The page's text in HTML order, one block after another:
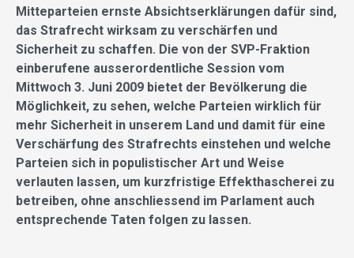
Mitteparteien ernste Absichtserklärungen dafür sind,
das Strafrecht wirksam zu verschärfen und
Sicherheit zu schaffen. Die von der SVP-Fraktion
einberufene ausserordentliche Session vom
Mittwoch 3. Juni 2009 bietet der Bevölkerung die
Möglichkeit, zu sehen, welche Parteien wirklich für
mehr Sicherheit in unserem Land und damit für eine
Verschärfung des Strafrechts einstehen und welche
Parteien sich in populistischer Art und Weise
verlauten lassen, um kurzfristige Effekthascherei zu
betreiben, ohne anschliessend im Parlament auch
entsprechende Taten folgen zu lassen.